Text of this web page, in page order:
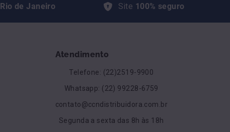
Rio de Janeiro Site 100% seguro
Atendimento
Telefone: (22)2519-9900
Whatsapp: (22) 99228-6759
contato@ccndistribuidora.com.br
Segunda a sexta das 8h às 18h